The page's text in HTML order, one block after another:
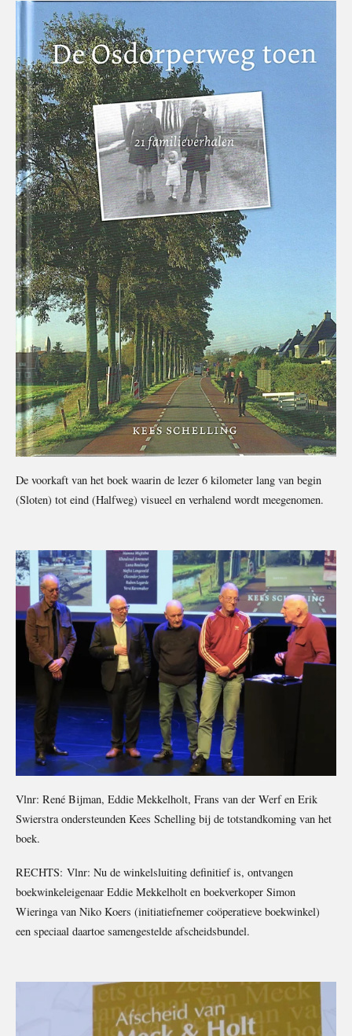
De voorkaft van het boek waarin de lezer 6 kilometer lang van begin
(Sloten) tot eind (Halfweg) visueel en verhalend wordt meegenomen.
Vlnr: René Bijman, Eddie Mekkelholt, Frans van der Werf en Erik
Swierstra ondersteunden Kees Schelling bij de totstandkoming van het
boek.
RECHTS: Vlnr: Nu de winkelsluiting definitief is, ontvangen
boekwinkeleigenaar Eddie Mekkelholt en boekverkoper Simon
Wieringa van Niko Koers (initiatiefnemer coöperatieve boekwinkel)
een speciaal daartoe samengestelde afscheidsbundel.